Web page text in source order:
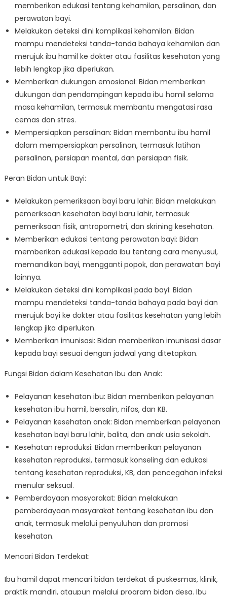
memberikan edukasi tentang kehamilan, persalinan, dan
perawatan bayi.
Melakukan deteksi dini komplikasi kehamilan: Bidan
mampu mendeteksi tanda-tanda bahaya kehamilan dan
merujuk ibu hamil ke dokter atau fasilitas kesehatan yang
lebih lengkap jika diperlukan.
Memberikan dukungan emosional: Bidan memberikan
dukungan dan pendampingan kepada ibu hamil selama
masa kehamilan, termasuk membantu mengatasi rasa
cemas dan stres.
Mempersiapkan persalinan: Bidan membantu ibu hamil
dalam mempersiapkan persalinan, termasuk latihan
persalinan, persiapan mental, dan persiapan fisik.
Peran Bidan untuk Bayi:
Melakukan pemeriksaan bayi baru lahir: Bidan melakukan
pemeriksaan kesehatan bayi baru lahir, termasuk
pemeriksaan fisik, antropometri, dan skrining kesehatan.
Memberikan edukasi tentang perawatan bayi: Bidan
memberikan edukasi kepada ibu tentang cara menyusui,
memandikan bayi, mengganti popok, dan perawatan bayi
lainnya.
Melakukan deteksi dini komplikasi pada bayi: Bidan
mampu mendeteksi tanda-tanda bahaya pada bayi dan
merujuk bayi ke dokter atau fasilitas kesehatan yang lebih
lengkap jika diperlukan.
Memberikan imunisasi: Bidan memberikan imunisasi dasar
kepada bayi sesuai dengan jadwal yang ditetapkan.
Fungsi Bidan dalam Kesehatan Ibu dan Anak:
Pelayanan kesehatan ibu: Bidan memberikan pelayanan
kesehatan ibu hamil, bersalin, nifas, dan KB.
Pelayanan kesehatan anak: Bidan memberikan pelayanan
kesehatan bayi baru lahir, balita, dan anak usia sekolah.
Kesehatan reproduksi: Bidan memberikan pelayanan
kesehatan reproduksi, termasuk konseling dan edukasi
tentang kesehatan reproduksi, KB, dan pencegahan infeksi
menular seksual.
Pemberdayaan masyarakat: Bidan melakukan
pemberdayaan masyarakat tentang kesehatan ibu dan
anak, termasuk melalui penyuluhan dan promosi
kesehatan.
Mencari Bidan Terdekat:
Ibu hamil dapat mencari bidan terdekat di puskesmas, klinik,
praktik mandiri, ataupun melalui program bidan desa. Ibu